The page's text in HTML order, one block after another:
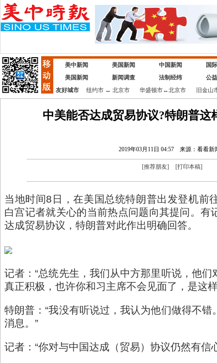
美中新闻 美国新闻 中国新闻
国
美国新闻
新闻调查 法制经纬
公
友好城市
纽约市↔ 北京市 华盛顿市↔北京市 旧金山
中美能否达成贸易协议?特朗普这
2019年03月11日 04:57 来源：看看新
[推荐朋友] [打印本稿]
当地时间8日，在美国总统特朗普出发登机前
白宫记者就关心的当前热点问题向其提问。有
达成贸易协议，特朗普对此作出明确回答。
记者：“总统先生，我们从中方那里听说，他
真正积极，也许你和习主席不会见面了，是这
特朗普：“我没有听说过，我认为他们做得不
消息。”
记者：“你对与中国达成（贸易）协议仍然有信